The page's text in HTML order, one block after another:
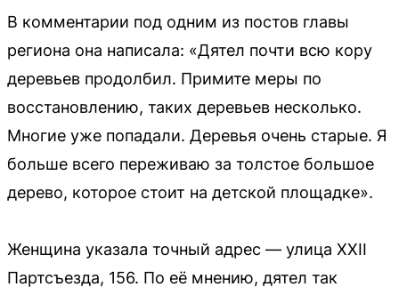
В комментарии под одним из постов главы
региона она написала: «Дятел почти всю кору
деревьев продолбил. Примите меры по
восстановлению, таких деревьев несколько.
Многие уже попадали. Деревья очень старые. Я
больше всего переживаю за толстое большое
дерево, которое стоит на детской площадке».
Женщина указала точный адрес — улица XXII
Партсъезда, 156. По её мнению, дятел так